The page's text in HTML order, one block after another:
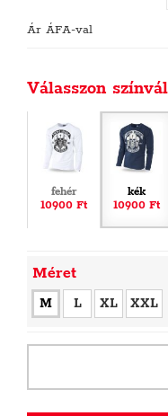
Ár ÁFA-val
Válasszon
fehér
10900 Ft
kék
10900 Ft
Méret
M L XL XXL